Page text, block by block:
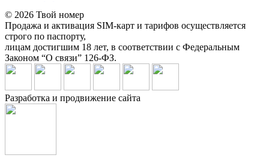
© 2026 Твой номер
Продажа и активация SIM-карт и тарифов осуществляется
строго по паспорту,
лицам достигшим 18 лет, в соответствии с Федеральным
Законом “О связи” 126-ФЗ.
Разработка и продвижение сайта